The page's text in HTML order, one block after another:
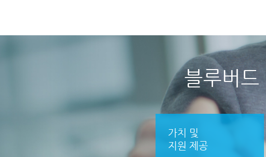
블루버드
가치 및
지원 제공